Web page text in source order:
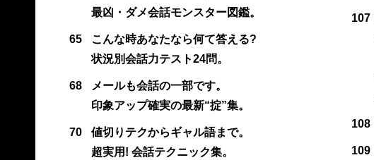
最凶・ダメ会話モンスター図鑑。
65
こんな時あなたなら何て答える?
状況別会話力テスト24問。
68
メールも会話の一部です。
印象アップ確実の最新“掟”集。
70
値切りテクからギャル語まで。
超実用! 会話テクニック集。
107
108
109